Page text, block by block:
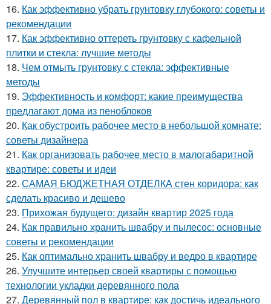
16. Как эффективно убрать грунтовку глубокого: советы и
рекомендации
17. Как эффективно оттереть грунтовку с кафельной
плитки и стекла: лучшие методы
18. Чем отмыть грунтовку с стекла: эффективные
методы
19. Эффективность и комфорт: какие преимущества
предлагают дома из пеноблоков
20. Как обустроить рабочее место в небольшой комнате:
советы дизайнера
21. Как организовать рабочее место в малогабаритной
квартире: советы и идеи
22. САМАЯ БЮДЖЕТНАЯ ОТДЕЛКА стен коридора: как
сделать красиво и дешево
23. Прихожая будущего: дизайн квартир 2025 года
24. Как правильно хранить швабру и пылесос: основные
советы и рекомендации
25. Как оптимально хранить швабру и ведро в квартире
26. Улучшите интерьер своей квартиры с помощью
технологии укладки деревянного пола
27. Деревянный пол в квартире: как достичь идеального